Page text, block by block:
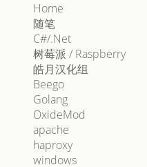
Home
随笔
C#/.Net
树莓派 / Raspberry
皓月汉化组
Beego
Golang
OxideMod
apache
haproxy
windows